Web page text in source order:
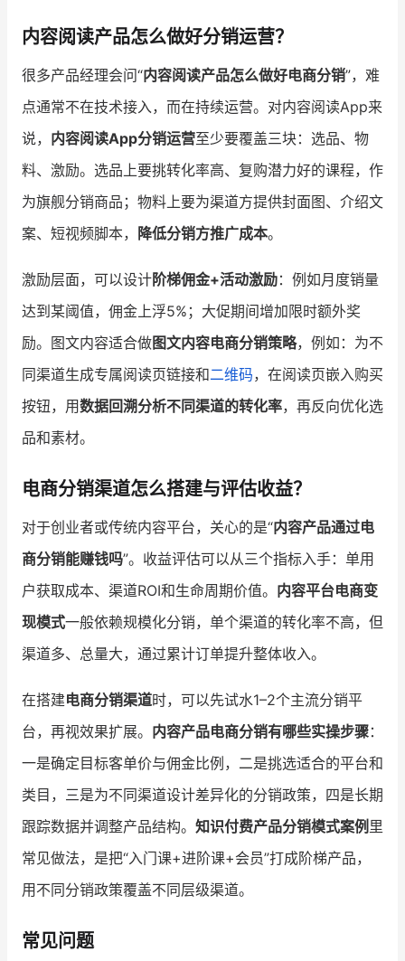
内容阅读产品怎么做好分销运营？
很多产品经理会问“内容阅读产品怎么做好电商分销”，难
点通常不在技术接入，而在持续运营。对内容阅读App来
说， 内容阅读App分销运营至少要覆盖三块：选品、物
料、激励。选品上要挑转化率高、复购潜力好的课程，作
为旗舰分销商品；物料上要为渠道方提供封面图、介绍文
案、短视频脚本， 降低分销方推广成本。
激励层面，可以设计阶梯佣金+活动激励：例如月度销量
达到某阈值，佣金上浮5%；大促期间增加限时额外奖
励。图文内容适合做图文内容电商分销策略，例如：为不
同渠道生成专属阅读页链接和二维码，在阅读页嵌入购买
按钮，用数据回溯分析不同渠道的转化率，再反向优化选
品和素材。
电商分销渠道怎么搭建与评估收益？
对于创业者或传统内容平台，关心的是“内容产品通过电
商分销能赚钱吗”。收益评估可以从三个指标入手：单用
户获取成本、渠道ROI和生命周期价值。 内容平台电商变
现模式一般依赖规模化分销，单个渠道的转化率不高，但
渠道多、总量大，通过累计订单提升整体收入。
在搭建电商分销渠道时，可以先试水1–2个主流分销平
台，再视效果扩展。 内容产品电商分销有哪些实操步骤：
一是确定目标客单价与佣金比例，二是挑选适合的平台和
类目，三是为不同渠道设计差异化的分销政策，四是长期
跟踪数据并调整产品结构。 知识付费产品分销模式案例 里
常见做法，是把“入门课+进阶课+会员”打成阶梯产品，
用不同分销政策覆盖不同层级渠道。
常见问题